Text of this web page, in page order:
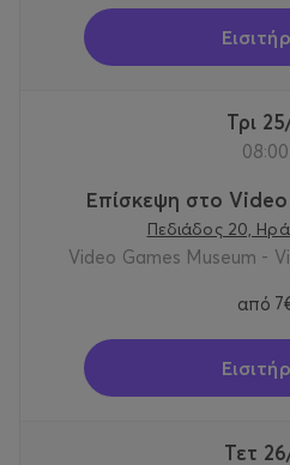
Τρι
08:00
Επίσκεψη στο
Πεδιάδος 20,
Video Games Museum -
από
Τετ